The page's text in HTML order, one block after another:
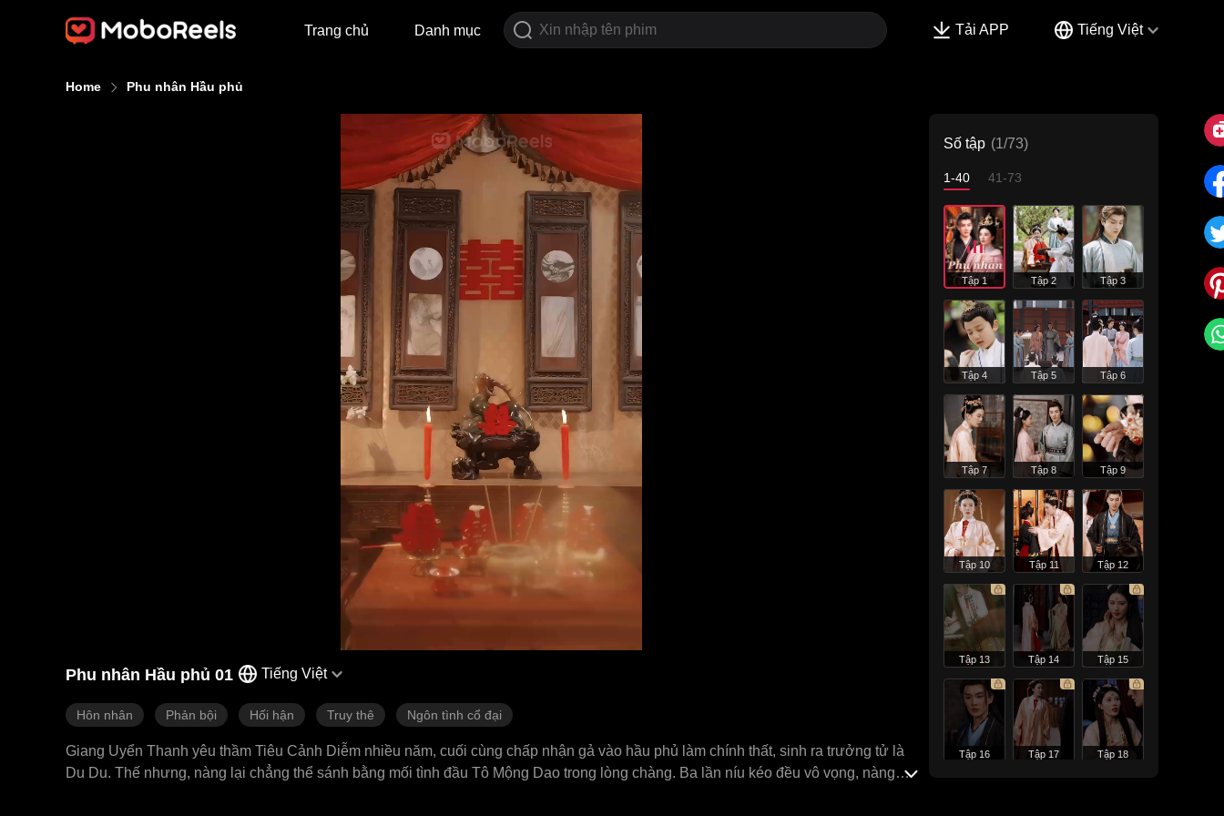
Trang chủ Danh mục Tải APP Tiếng Việt
Home Phu nhân Hầu phủ
Phu nhân Hầu phủ 01 Tiếng Việt
Hôn nhân Phản bội Hối hận Truy thê Ngôn tình cổ đại
Giang Uyển Thanh yêu thầm Tiêu Cảnh Diễm nhiều năm, cuối cùng chấp nhận gả vào hầu phủ làm chính thất, sinh ra trưởng tử là
Du Du. Thế nhưng, nàng lại chẳng thể sánh bằng mối tình đầu Tô Mộng Dao trong lòng chàng. Ba lần níu kéo đều vô vọng, nàng
Số tập (1/73)
1-40 41-73
Tập 1 Tập 2 Tập 3
Tập 4 Tập 5 Tập 6
Tập 7 Tập 8 Tập 9
Tập 10 Tập 11 Tập 12
Tập 13 Tập 14 Tập 15
Tập 16 Tập 17 Tập 18